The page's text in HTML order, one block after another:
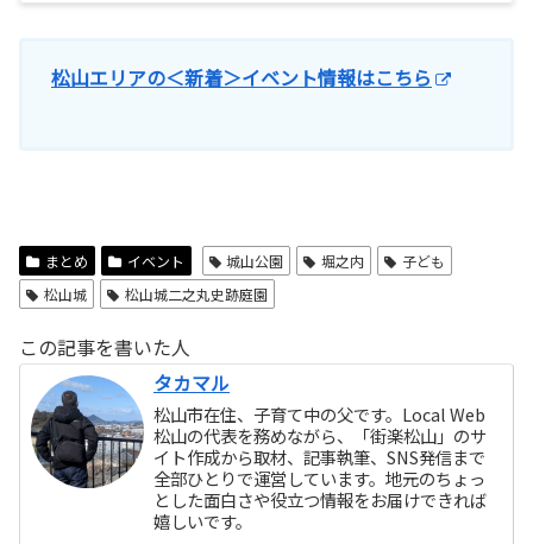
松山エリアの＜新着＞イベント情報はこちら
まとめ イベント 城山公園 堀之内
子ども
松山城
松山城二之丸史跡庭園
この記事を書いた人
タカマル
松山市在住、子育て中の父です。Local Web
松山の代表を務めながら、「街楽松山」のサ
イト作成から取材、記事執筆、SNS発信まで
全部ひとりで運営しています。地元のちょっ
とした面白さや役立つ情報をお届けできれば
嬉しいです。